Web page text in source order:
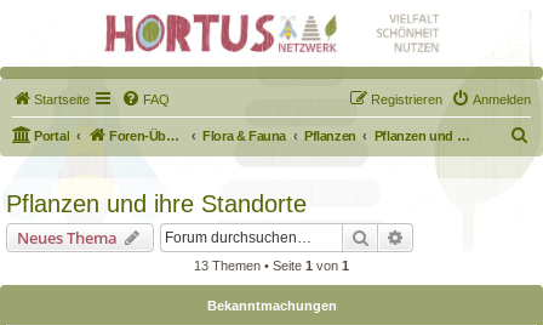
Startseite FAQ Anmelden
Registrieren
Portal Foren-Übersicht Flora & Fauna Pflanzen Pflanzen und ihre Standorte
u
Pflanzen und ihre Standorte
Neues Thema Suche
13 Themen • Seite 1 von 1
Bekanntmachungen